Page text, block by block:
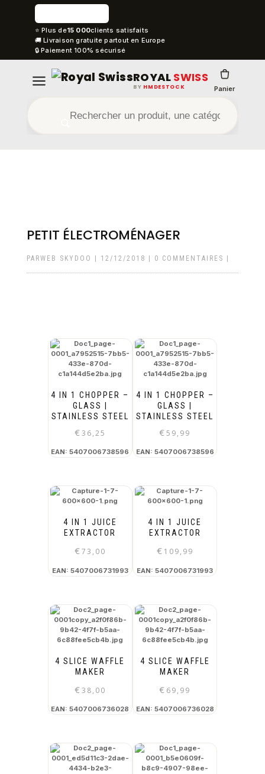
⭐ Plus de15 000clients satisfaits
🚚 Livraison gratuite partout en Europe
🔒 Paiement 100% sécurisé
ROYAL SWISS
BY HMDESTOCK Panier
PETIT ÉLECTROMÉNAGER
PARWEB SKYDOO 12/12/2018 0 COMMENTAIRES
4 IN 1 CHOPPER –
GLASS |
STAINLESS STEEL
€36,25
EAN:5407006738596
4 IN 1 CHOPPER –
GLASS |
STAINLESS STEEL
€59,99
EAN: 5407006738596
4 IN 1 JUICE
EXTRACTOR
€73,00
EAN: 5407006731993
4 IN 1 JUICE
EXTRACTOR
€ 109,99
EAN:5407006731993
4 SLICE WAFFLE
MAKER
€38,00
EAN:5407006736028
4 SLICE WAFFLE
MAKER
€ 69,99
EAN: 5407006736028